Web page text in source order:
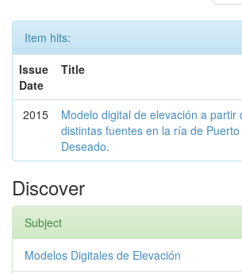
Item hits:
Issue
Date
Title
2015
Modelo digital de elevación a partir
distintas fuentes en la ría de Puerto
Deseado.
Discover
Subject
Modelos Digitales de Elevación